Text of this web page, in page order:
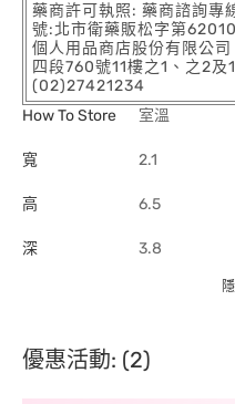
藥商許可執照: 藥商諮詢
號:北市衛藥販松字第
個人用品商店股份有限公
四段760號11樓之1、之2
(02)27421234
How To Store
室溫
寬 2.1
高 6.5
深 3.8
優惠活動: (2)